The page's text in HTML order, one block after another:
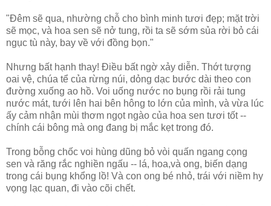
"Ðêm sẽ qua, nhường chỗ cho bình minh tươi đẹp; mặt trời
sẽ mọc, và hoa sen sẽ nở tung, rồi ta sẽ sớm sủa rời bỏ cái
ngục tù này, bay về với đồng bọn."
Nhưng bất hạnh thay! Ðiều bất ngờ xảy diễn. Thớt tượng
oai vệ, chúa tể của rừng núi, dỏng dạc bước dài theo con
đường xuống ao hồ. Voi uống nước no bụng rồi rải tung
nước mát, tưới lên hai bên hông to lớn của mình, và vừa lúc
ấy cảm nhận mùi thơm ngọt ngào của hoa sen tươi tốt --
chính cái bông mà ong đang bị mắc kẹt trong đó.
Trong bỗng chốc voi hùng dũng bỏ vòi quấn ngang cọng
sen và răng rắc nghiền ngấu -- lá, hoa,và ong, biến dạng
trong cái bụng khổng lồ! Và con ong bé nhỏ, trái với niềm hy
vọng lạc quan, đi vào cõi chết.